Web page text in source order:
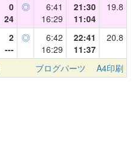
0
24
◎
6:41
16:29
21:30
11:04
19.8
2
---
◎
6:42
16:29
22:41
11:37
20.8
ブログパーツ A4印刷